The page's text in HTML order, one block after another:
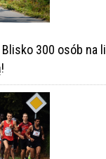
300 osób na